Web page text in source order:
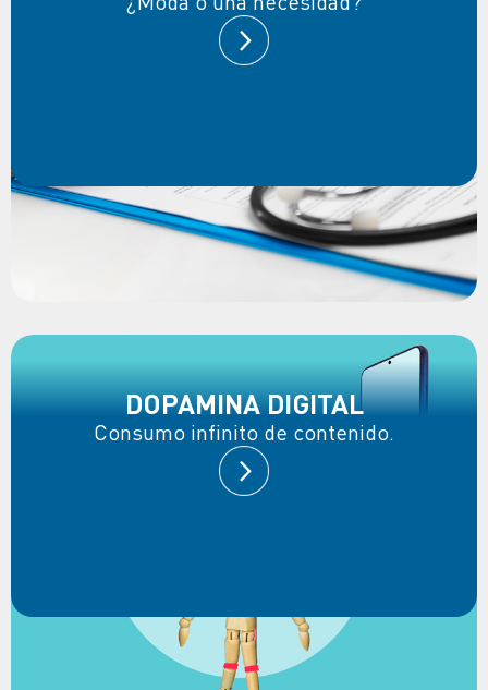
DOPAMINA DIGITAL
Consumo infinito de contenido.